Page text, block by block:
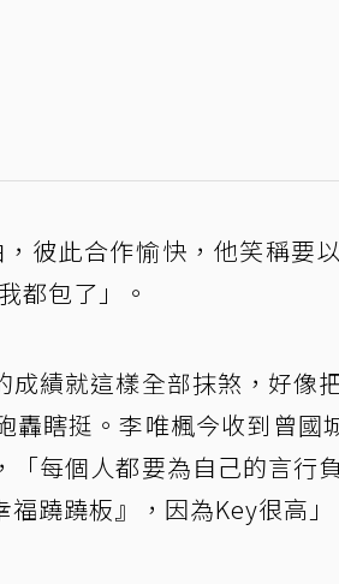
彼此合作愉快，他笑稱要
都包了」。
績就這樣全部抹煞，好像
瞎挺。李唯楓今收到曾國
每個人都要為自己的言行
蹺蹺板』，因為Key很高